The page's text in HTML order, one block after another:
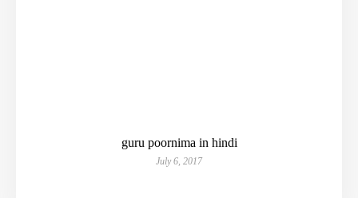
guru poornima in hindi
July 6, 2017